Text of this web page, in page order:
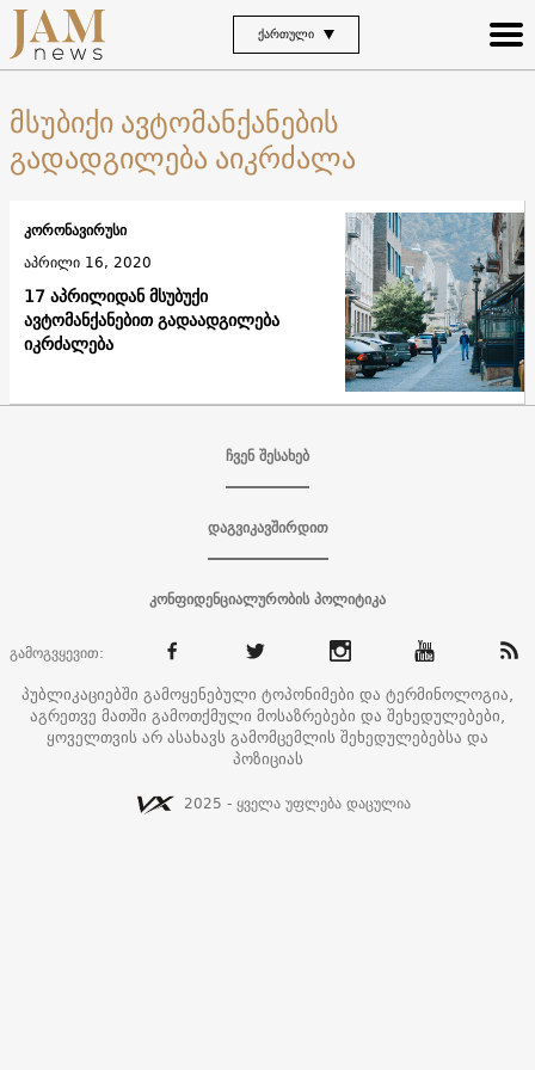
ᲥᲐᲠᲗᲣᲚᲘ
მსუბიქი ავტომანქანების
გადადგილება აიკრძალა
17 აპრილიდან მსუბუქი
ავტომანქანებით გადაადგილება
იკრძალება
კორონავირუსი
აპრილი 16, 2020
ჩვენ შესახებ
დაგვიკავშირდით
კონფიდენციალურობის პოლიტიკა
გამოგვყევით:
პუბლიკაციებში გამოყენებული ტოპონიმები და ტერმინოლოგია,
აგრეთვე მათში გამოთქმული მოსაზრებები და შეხედულებები,
ყოველთვის არ ასახავს გამომცემლის შეხედულებებსა და
პოზიციას
2025 - ყველა უფლება დაცულია